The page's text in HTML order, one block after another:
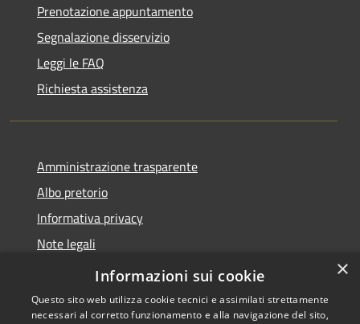
Prenotazione appuntamento
Segnalazione disservizio
Leggi le FAQ
Richiesta assistenza
Amministrazione trasparente
Albo pretorio
Informativa privacy
Note legali
Dichiarazione di accessibilità
×
Informazioni sui cookie
Questo sito web utilizza cookie tecnici e assimilati strettamente
necessari al corretto funzionamento e alla navigazione del sito,